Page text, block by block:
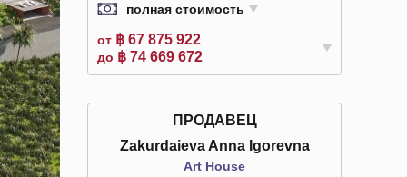
полная стоимость
от ฿ 67 875 922
до ฿ 74 669 672
ПРОДАВЕЦ
Zakurdaieva Anna Igorevna
Art House